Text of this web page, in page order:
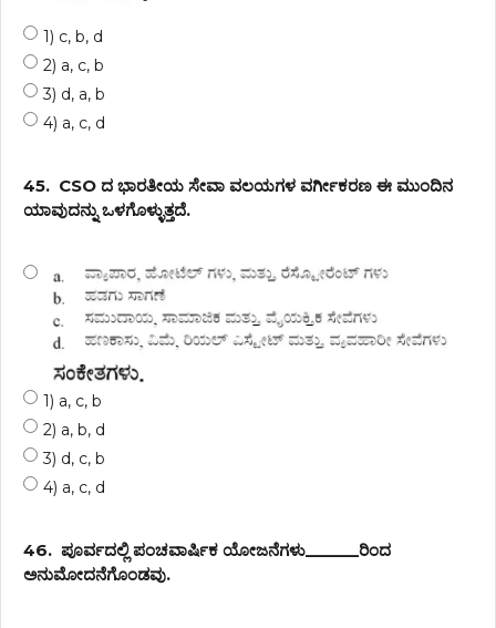
1) c, b, d
2) a, c, b
3) d, a, b
4) a, c, d
45. CSO ದ ಭಾರತೀಯ ಸೇವಾ ವಲಯಗಳ ವರ್ಗೀಕರಣ ಈ ಮುಂದಿನ
ಯಾವುದನ್ನು ಒಳಗೊಳ್ಳುತ್ತದೆ.
1) a, c, b
2) a, b, d
3) d, c, b
4) a, c, d
46. ಪೂರ್ವದಲ್ಲಿ ಪಂಚವಾರ್ಷಿಕ ಯೋಜನೆಗಳು______ರಿಂದ
ಅನುಮೋದನೆಗೊಂಡವು.